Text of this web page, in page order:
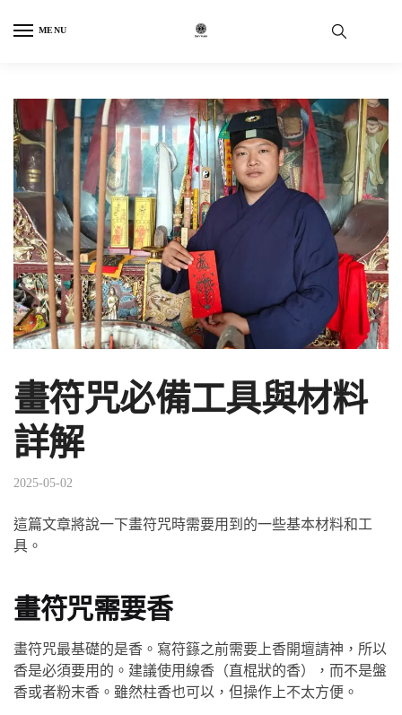
MENU
畫符咒必備工具與材料
詳解
2025-05-02
這篇文章將說一下畫符咒時需要用到的一些基本材料和工
具。
畫符咒需要香
畫符咒最基礎的是香。寫符籙之前需要上香開壇請神，所以
香是必須要用的。建議使用線香（直棍狀的香），而不是盤
香或者粉末香。雖然柱香也可以，但操作上不太方便。